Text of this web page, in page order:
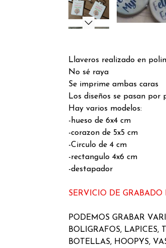
Llaveros realizado en
No sé raya
Se imprime ambas caras
Los diseños se pasan por
Hay varios modelos:
-hueso de 6x4 cm
-corazon de 5x5 cm
-Circulo de 4 cm
-rectangulo 4x6 cm
-destapador
SERVICIO DE GRABADO
PODEMOS GRABAR
BOLIGRAFOS, LAPICES,
BOTELLAS, HOOPYS,